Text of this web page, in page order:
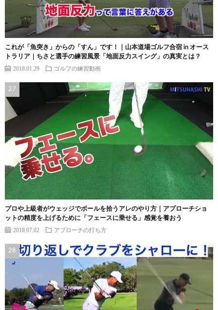
これが「魚突き」からの「すん」です！｜山本道場ゴルフ合宿 in オース
トラリア｜ちさと選手の練習風景「地面反力スイング」の真実とは？
2018.01.29 ゴルフの練習動画
プロや上級者がウェッジでボールを拾うアレのやり方｜アプローチショ
ットの精度を上げるために「フェースに乗せる」感覚を養おう
2018.07.02 アプローチの打ち方